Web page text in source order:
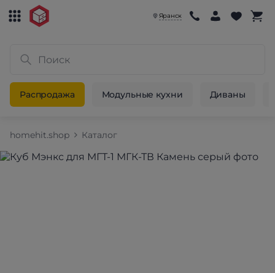
Яранск
Распродажа Модульные кухни Диваны
homehit.shop Каталог